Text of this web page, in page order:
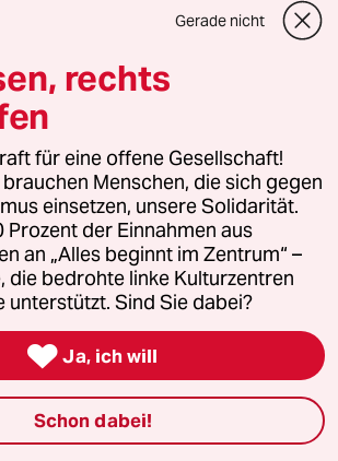
über seine Arbeit
tolle Filmstadt“
oder Spielerkabine im
kommt an Orte, die anderen
Welche waren am eindrucksvollsten?
Gerade nicht
rechts
für eine offene Gesellschaft!
Menschen, die sich gegen
einsetzen, unsere Solidarität.
Prozent der Einnahmen aus
an „Alles beginnt im Zentrum“ –
die bedrohte linke Kulturzentren
Sind Sie dabei?
 Ja, ich will
Schon dabei!